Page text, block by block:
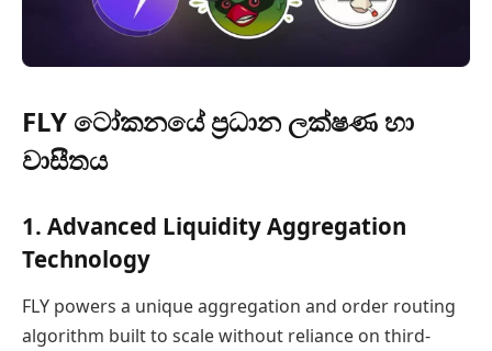
FLY ටෝකනයේ ප්‍රධාන ලක්ෂණ හා
වාසීතය
1. Advanced Liquidity Aggregation
Technology
FLY powers a unique aggregation and order routing
algorithm built to scale without reliance on third-